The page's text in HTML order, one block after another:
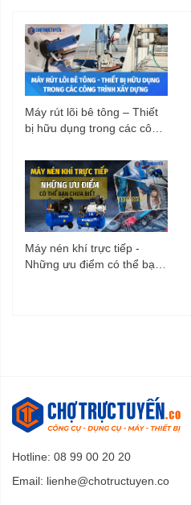
Máy rút lõi bê tông – Thiết
bị hữu dụng trong các công
Máy nén khí trực tiếp -
Những ưu điểm có thể bạn
Hotline: 08 99 00 20 20
Email: lienhe@chotructuyen.co